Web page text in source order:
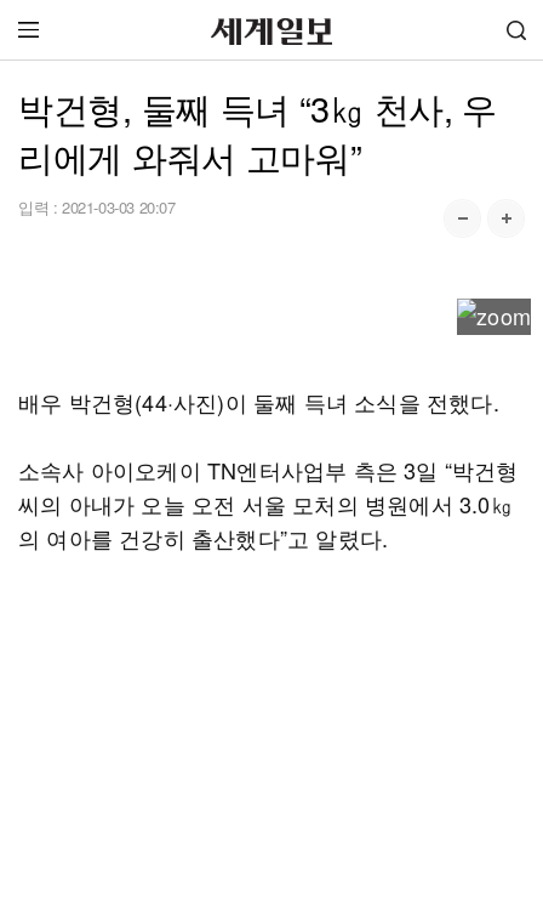
박건형, 둘째 득녀 “3㎏ 천사, 우
리에게 와줘서 고마워”
입력 : 2021-03-03 20:07
배우 박건형(44·사진)이 둘째 득녀 소식을 전했다.
소속사 아이오케이 TN엔터사업부 측은 3일 “박건형
씨의 아내가 오늘 오전 서울 모처의 병원에서 3.0㎏
의 여아를 건강히 출산했다”고 알렸다.